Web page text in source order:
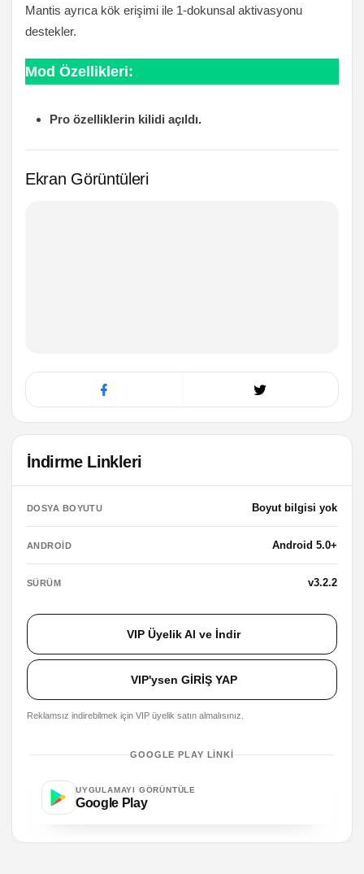
Mantis ayrıca kök erişimi ile 1-dokunsal aktivasyonu
destekler.
Mod Özellikleri:
Pro özelliklerin kilidi açıldı.
Ekran Görüntüleri
İndirme Linkleri
DOSYA BOYUTU Boyut bilgisi yok
ANDROID Android 5.0+
SÜRÜM v3.2.2
VIP Üyelik Al ve İndir
VIP'ysen GİRİŞ YAP
Reklamsız indirebilmek için VIP üyelik satın almalısınız.
GOOGLE PLAY LINKI
UYGULAMAYI GÖRÜNTÜLE
Google Play